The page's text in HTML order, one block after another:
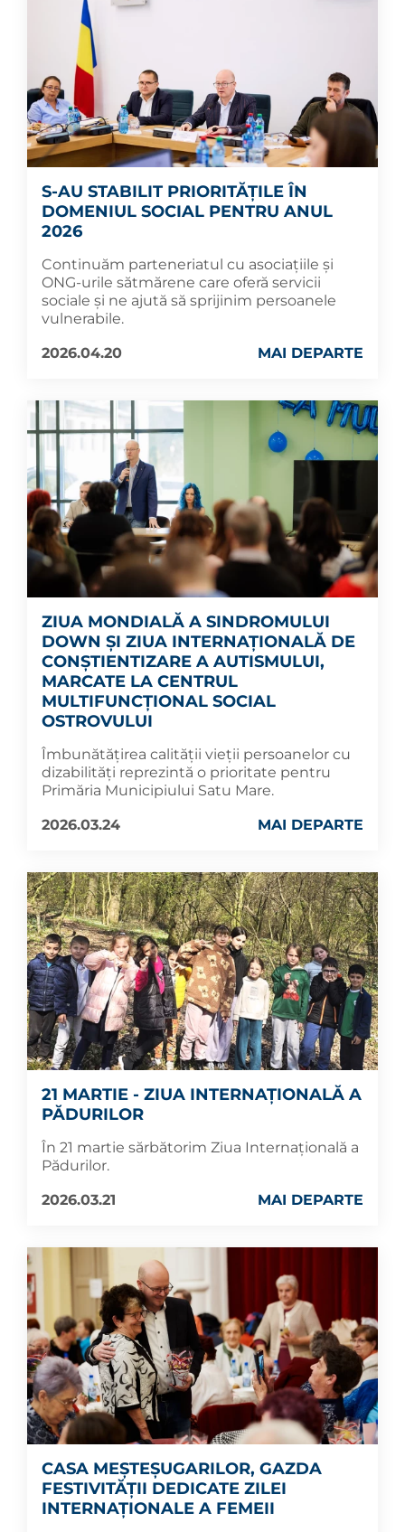
S-AU STABILIT PRIORITĂȚILE ÎN
DOMENIUL SOCIAL PENTRU ANUL
2026
Continuăm parteneriatul cu asociațiile și
ONG-urile sătmărene care oferă servicii
sociale și ne ajută să sprijinim persoanele
vulnerabile.
2026.04.20
MAI DEPARTE
ZIUA MONDIALĂ A SINDROMULUI
DOWN ȘI ZIUA INTERNAȚIONALĂ DE
CONȘTIENTIZARE A AUTISMULUI,
MARCATE LA CENTRUL
MULTIFUNCȚIONAL SOCIAL
OSTROVULUI
Îmbunătățirea calității vieții persoanelor cu
dizabilități reprezintă o prioritate pentru
Primăria Municipiului Satu Mare.
2026.03.24
MAI DEPARTE
21 MARTIE - ZIUA INTERNAȚIONALĂ A
PĂDURILOR
În 21 martie sărbătorim Ziua Internațională a
Pădurilor.
2026.03.21
MAI DEPARTE
CASA MEȘTEȘUGARILOR, GAZDA
FESTIVITĂȚII DEDICATE ZILEI
INTERNAȚIONALE A FEMEII